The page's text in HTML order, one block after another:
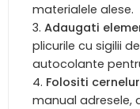
materialele alese.
Adaugati
plicurile cu sigilii
autocolante
Folositi
manual adresele,